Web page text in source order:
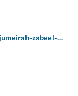
www.jumeirah.com/en/stay/dubai/jumeirah-zabeel-saray